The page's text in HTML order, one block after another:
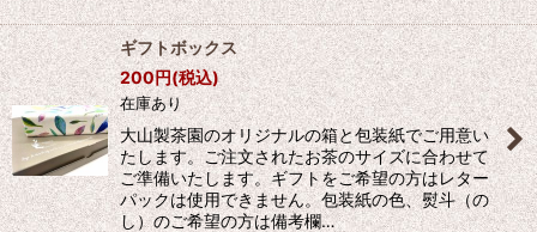
ギフトボックス
200円(税込)
在庫あり
大山製茶園のオリジナルの箱と包装紙でご用意い
たします。ご注文されたお茶のサイズに合わせて
ご準備いたします。ギフトをご希望の方はレター
パックは使用できません。包装紙の色、熨斗（の
し）のご希望の方は備考欄…